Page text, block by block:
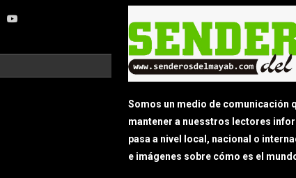
Somos un medio de comunicación
mantener a nuesstros lectores
pasa a nivel local, nacional o
e imágenes sobre cómo es el